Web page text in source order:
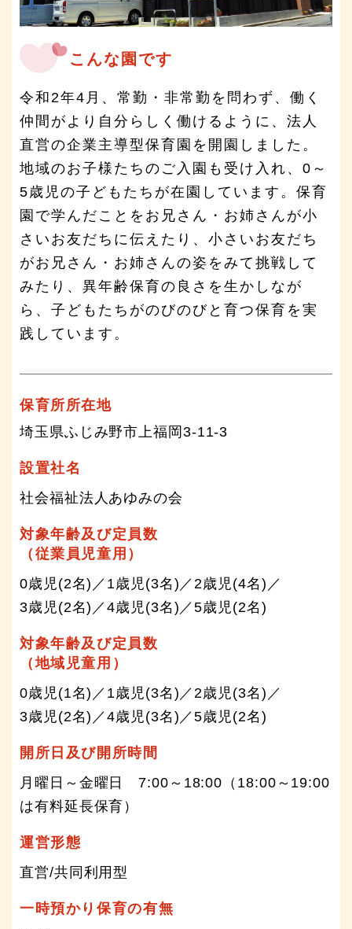
こんな園です
令和2年4月、常勤・非常勤を問わず、働く
仲間がより自分らしく働けるように、法人
直営の企業主導型保育園を開園しました。
地域のお子様たちのご入園も受け入れ、0～
5歳児の子どもたちが在園しています。保育
園で学んだことをお兄さん・お姉さんが小
さいお友だちに伝えたり、小さいお友だち
がお兄さん・お姉さんの姿をみて挑戦して
みたり、異年齢保育の良さを生かしなが
ら、子どもたちがのびのびと育つ保育を実
践しています。
保育所所在地
埼玉県ふじみ野市上福岡3-11-3
設置社名
社会福祉法人あゆみの会
対象年齢及び定員数
（従業員児童用）
0歳児(2名)／1歳児(3名)／2歳児(4名)／
3歳児(2名)／4歳児(3名)／5歳児(2名)
対象年齢及び定員数
（地域児童用）
0歳児(1名)／1歳児(3名)／2歳児(3名)／
3歳児(2名)／4歳児(3名)／5歳児(2名)
開所日及び開所時間
月曜日～金曜日 7:00～18:00（18:00～19:00
は有料延長保育）
運営形態
直営/共同利用型
一時預かり保育の有無